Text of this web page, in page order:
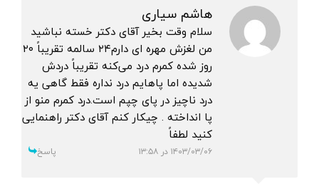
هاشم سیاری
سلام وقت بخیر آقای دکتر خسته نباشید
من لغزش مهره ای دارم۲۴ سالمه تقریباً ۲۰
روز شده کمرم درد می‌کنه تقریباً دردش
شدیده اما پاهایم درد نداره فقط گاهی یه
درد ناچیز در پای چپم است.درد کمرم منو از
پا انداخته . چیکار کنم آقای دکتر راهنمایی
کنید لطفاً
۱۴۰۳/۰۳/۰۶ در ۱۳:۵۸ پاسخ